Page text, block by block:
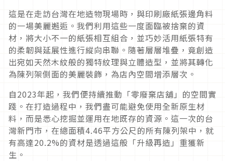
這是在走訪台灣在地造物現場時，與印刷廠紙張邊角料
的一場美麗邂逅。我們利用這些一度面臨被捨棄的資
材，將大小不一的紙張相互組合，並巧妙活用紙張特有
的柔韌與延展性進行縱向串聯。隨著層層堆疊，竟創造
出宛如天然木紋般的獨特紋理與立體造型，並將其轉化
為陳列架側面的美麗裝飾，為店內空間增添層次。
自2023年起，我們便持續推動「零廢棄店舖」的空間實
踐。在打造過程中，我們盡可能避免使用全新原生材
料，而是悉心挖掘並運用在地既存的資源。這一次的台
灣新門市，在總面積4.46平方公尺的所有陳列架中，就
有高達20.2%的資材是透過這般「升級再造」重獲新
生。